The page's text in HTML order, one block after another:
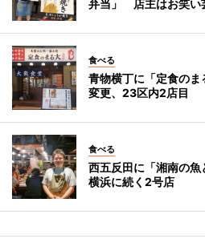
弁当」 店主はお笑い
食べる
青物横丁に「定食の
変更、23区内2店目
食べる
西五反田に「湘南の
横浜に続く2号店